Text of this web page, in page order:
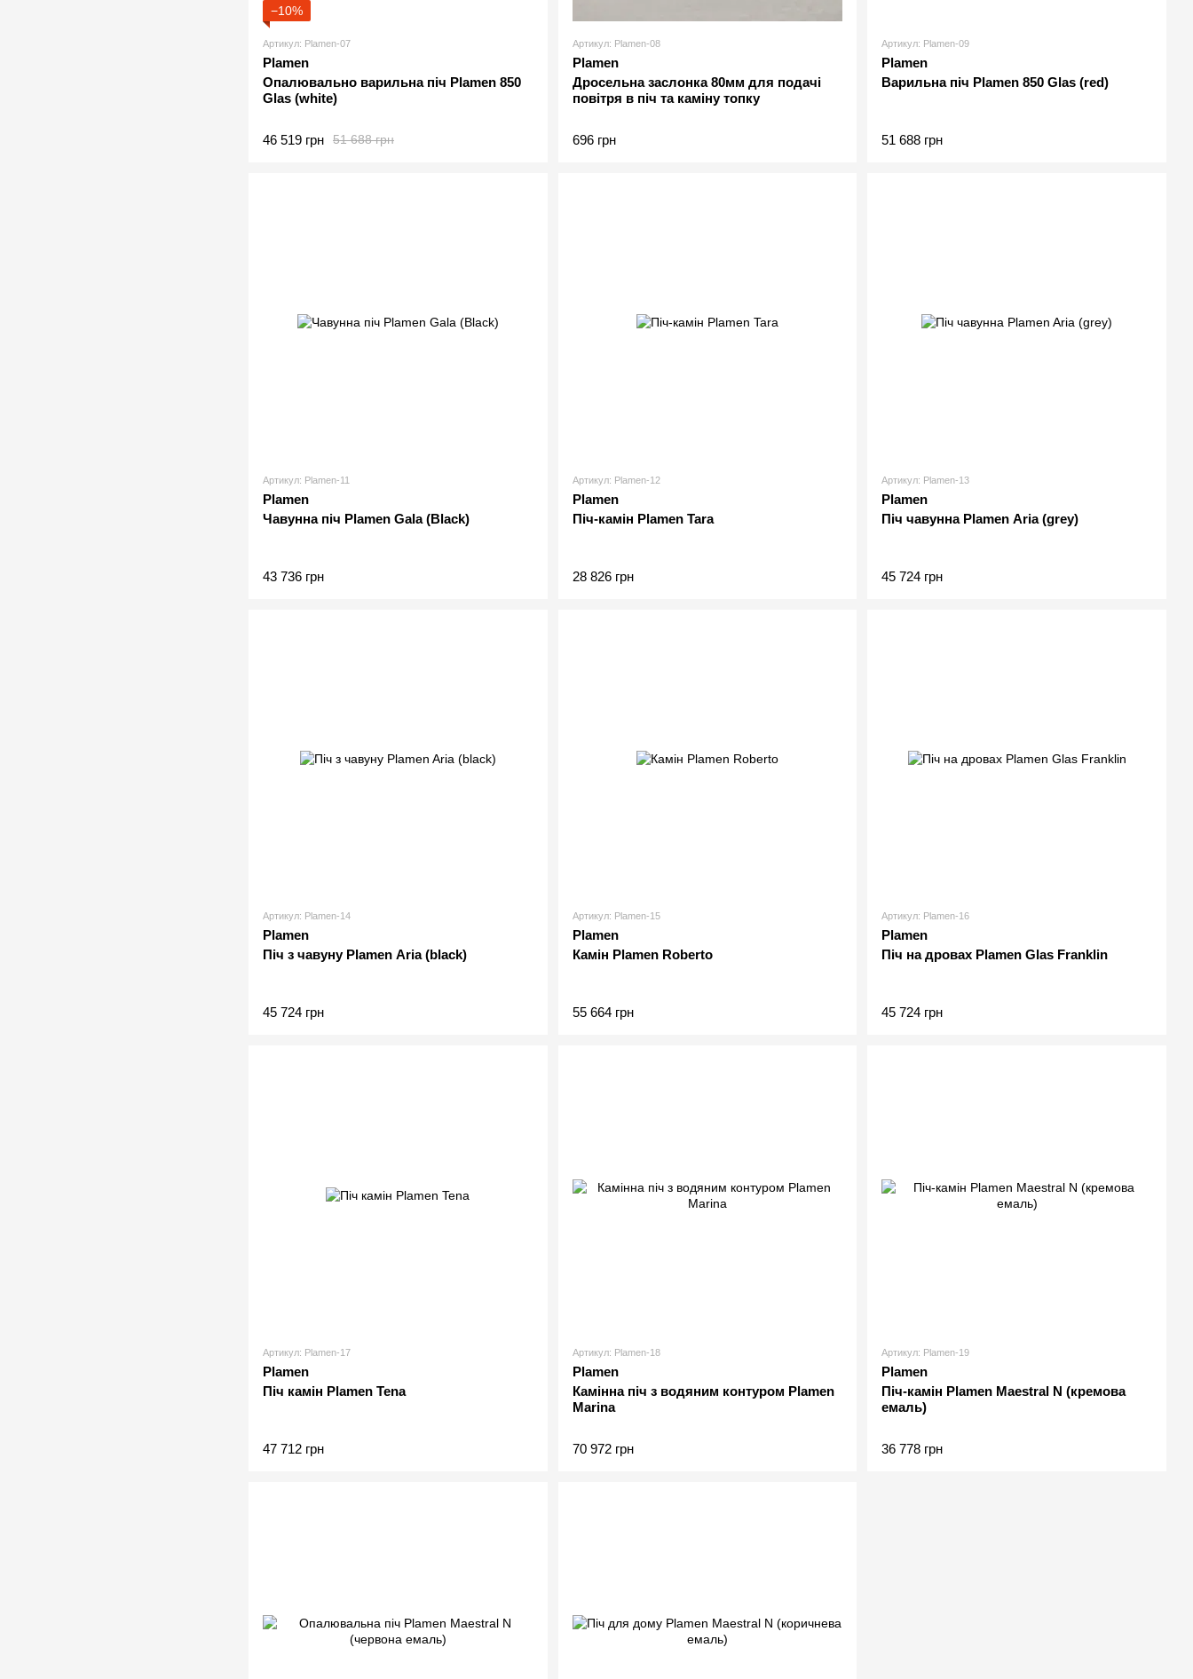
−10%
Артикул: Plamen-07
Plamen
Опалювально варильна піч Plamen 850
Glas (white)
51 688 грн
46 519 грн
Артикул: Plamen-08
Plamen
Дросельна заслонка 80мм для подачі
повітря в піч та каміну топку
696 грн
Артикул: Plamen-09
Plamen
Варильна піч Plamen 850 Glas (red)
51 688 грн
Артикул: Plamen-11
Plamen
Чавунна піч Plamen Gala (Black)
43 736 грн
Артикул: Plamen-12
Plamen
Піч-камін Plamen Tara
28 826 грн
Артикул: Plamen-13
Plamen
Піч чавунна Plamen Aria (grey)
45 724 грн
Артикул: Plamen-14
Plamen
Піч з чавуну Plamen Aria (black)
45 724 грн
Артикул: Plamen-15
Plamen
Камін Plamen Roberto
55 664 грн
Артикул: Plamen-16
Plamen
Піч на дровах Plamen Glas Franklin
45 724 грн
Артикул: Plamen-17
Plamen
Піч камін Plamen Tena
47 712 грн
Артикул: Plamen-18
Plamen
Камінна піч з водяним контуром Plamen
Marina
70 972 грн
Артикул: Plamen-19
Plamen
Піч-камін Plamen Maestral N (кремова
емаль)
36 778 грн